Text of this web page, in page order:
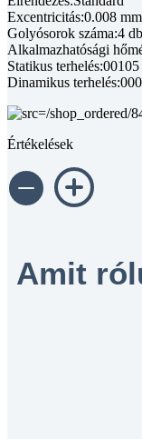
Excentricitás:0.008 mm
Golyósorok száma:4 db
Alkalmazhatósági
Statikus
Dinamikus
Értékelések
Amit